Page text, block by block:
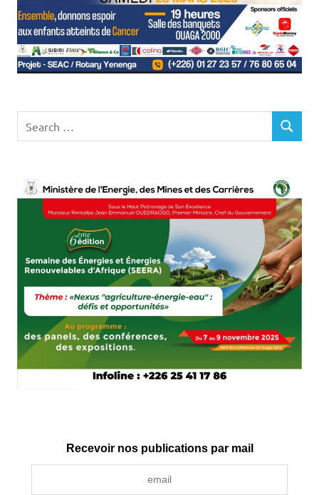
for:
SEARCH
Recevoir nos publications par mail